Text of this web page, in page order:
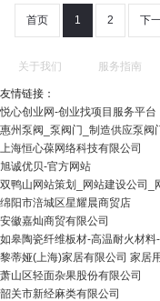
首页 1 2 下
关于我们 服务指南
友情链接：
悦心创业网-创业找项目服务平台
惠州泵阀_泵阀门_制造供应泵阀
上海恒心葆网络科技有限公司
旭诚优贝-官方网站
双鸭山网站策划_网站建设公司_
绵阳市涪城区星耀晨商贸店
安徽嘉灿商贸有限公司
如皋陶瓷纤维板材-高温耐火材
黎蒂娅(上海)家居有限公司 家居
萧山区轻面杂果股份有限公司
韶关市新经麻类有限公司